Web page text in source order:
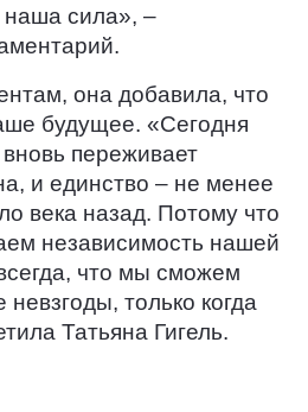
наша сила», –
она добавила, что
будущее. «Сегодня
переживает
и единство – не менее
века назад. Потому что
независимость нашей
что мы сможем
только когда
Татьяна Гигель.